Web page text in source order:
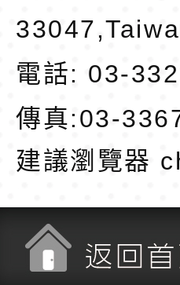
電話: 03-
傳真:03-
建議瀏覽器